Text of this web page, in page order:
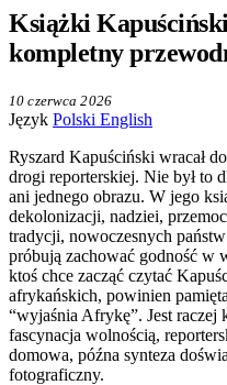
Książki
kompletny
10 czerwca 2026
Język Polski English
Ryszard Kapuściński wracał
drogi reporterskiej. Nie był to
ani jednego obrazu. W jego
dekolonizacji, nadziei,
tradycji, nowoczesnych
próbują zachować godność w
ktoś chce zacząć czytać
afrykańskich, powinien
“wyjaśnia Afrykę”. Jest raczej
fascynacja wolnością,
domowa, późna synteza
fotograficzny.